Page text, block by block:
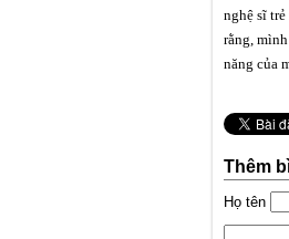
nghệ sĩ
rằng,
năng của
Thêm
Họ tên